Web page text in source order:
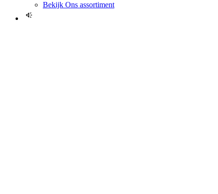
Bekijk Ons assortiment